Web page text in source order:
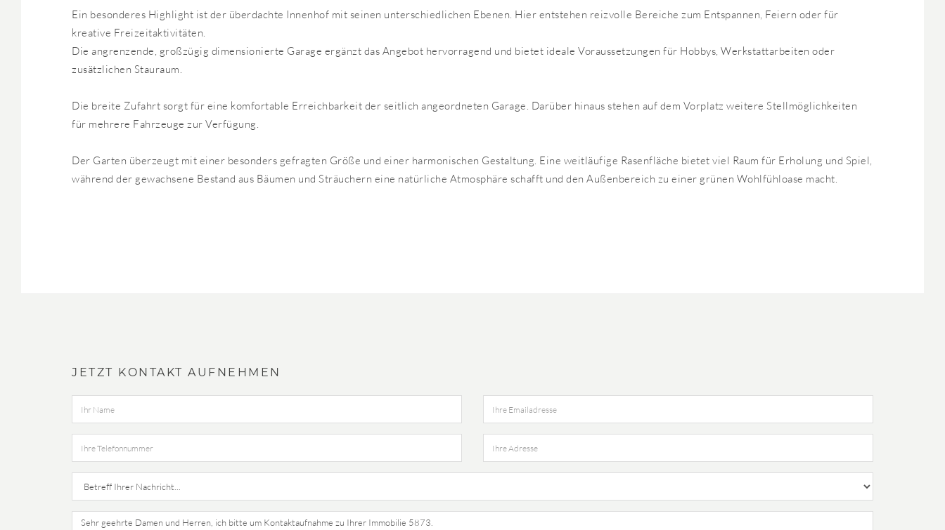
Ein besonderes Highlight ist der überdachte Innenhof mit seinen unterschiedlichen Ebenen. Hier entstehen reizvolle Bereiche zum Entspannen, Feiern oder für
kreative Freizeitaktivitäten.
Die angrenzende, großzügig dimensionierte Garage ergänzt das Angebot hervorragend und bietet ideale Voraussetzungen für Hobbys, Werkstattarbeiten oder
zusätzlichen Stauraum.
Die breite Zufahrt sorgt für eine komfortable Erreichbarkeit der seitlich angeordneten Garage. Darüber hinaus stehen auf dem Vorplatz weitere Stellmöglichkeiten
für mehrere Fahrzeuge zur Verfügung.
Der Garten überzeugt mit einer besonders gefragten Größe und einer harmonischen Gestaltung. Eine weitläufige Rasenfläche bietet viel Raum für Erholung und Spiel,
während der gewachsene Bestand aus Bäumen und Sträuchern eine natürliche Atmosphäre schafft und den Außenbereich zu einer grünen Wohlfühloase macht.
JETZT KONTAKT AUFNEHMEN